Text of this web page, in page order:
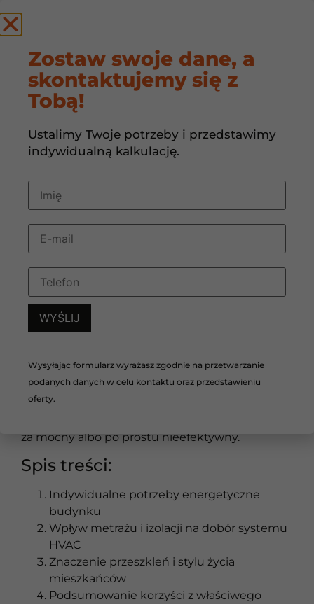
Dlaczego nie warto
kopiować instalacji
HVAC od
znajomych?
13 maja, 2026
Dlaczego nie warto kopiować instalacji HVAC od
znajomych? To, że coś sprawdza się w jednym
domu, nie oznacza jeszcze, że zadziała u Ciebie
tak samo. Każdy budynek ma inną
sposób użytkowania. Instalacja HVAC powinna
być dopasowana do konkretnych warunków, a
nie oparta na zasadzie „u nich działa”. Inaczej
za mocny albo po prostu nieefektywny.
Spis treści:
Indywidualne potrzeby energetyczne
budynku
Wpływ metrażu i izolacji na dobór systemu
HVAC
Znaczenie przeszkleń i stylu życia
mieszkańców
Podsumowanie korzyści z właściwego
Zostaw swoje dane, a
skontaktujemy się z
Tobą!
Ustalimy Twoje potrzeby i przedstawimy
indywidualną kalkulację.
Wysyłając formularz wyrażasz zgodnie na przetwarzanie
podanych danych w celu kontaktu oraz przedstawieniu
oferty.